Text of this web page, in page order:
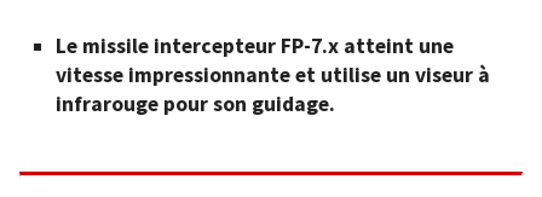
Le missile intercepteur FP-7.x atteint une
vitesse impressionnante et utilise un viseur à
infrarouge pour son guidage.